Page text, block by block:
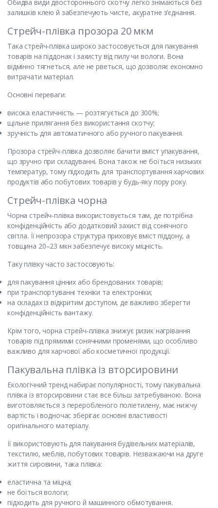
Обидва види двостороннього скотчу легко знімаються без
залишків клею й забезпечують чисте, акуратне з’єднання.
Стрейч-плівка прозора 20 мкм
Така стрейч-плівка широко застосовується для пакування
товарів на піддонах і захисту від пилу чи вологи. Вона
відмінно тягнеться, але не рветься, що дозволяє економно
витрачати матеріал.
Основні переваги:
висока еластичність — розтягується до 300%;
щільне прилягання без використання скотчу;
зручність для автоматичного або ручного пакування.
Прозора стрейч-плівка дозволяє бачити вміст упакування,
що зручно при складуванні. Вона також не боїться низьких
температур, тому підходить для транспортування харчових
продуктів або побутових товарів у будь-яку пору року.
Стрейч-плівка чорна
Чорна стрейч-плівка використовується там, де потрібна
конфіденційність або додатковий захист від сонячного
світла. Її непрозора структура приховує вміст піддону, а
товщина 20–23 мкн забезпечує високу міцність.
Таку плівку часто застосовують:
для пакування цінних або брендованих товарів;
при транспортуванні техніки та електроніки;
на складах із відкритим доступом, де важливо зберегти
конфіденційність вантажу.
Крім того, чорна стрейч-плівка знижує ризик нагрівання
товарів під прямими сонячними променями, що особливо
важливо для харчової або косметичної продукції.
Пакувальна плівка із вторсировини
Екологічний тренд набирає популярності, тому пакувальна
плівка із вторсировини стає все більш затребуваною. Вона
виготовляється з переробленого поліетилену, має нижчу
вартість і водночас зберігає основні властивості
оригінального матеріалу.
Її використовують для пакування будівельних матеріалів,
текстилю, меблів, побутових товарів. Незважаючи на друге
життя сировини, така плівка:
еластична та міцна;
не боїться вологи;
підходить для ручного й машинного обмотування.